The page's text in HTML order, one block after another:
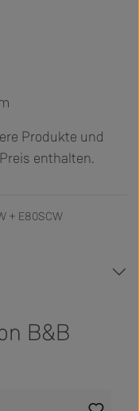
Produkte und
enthalten.
+ E80SCW
B&B